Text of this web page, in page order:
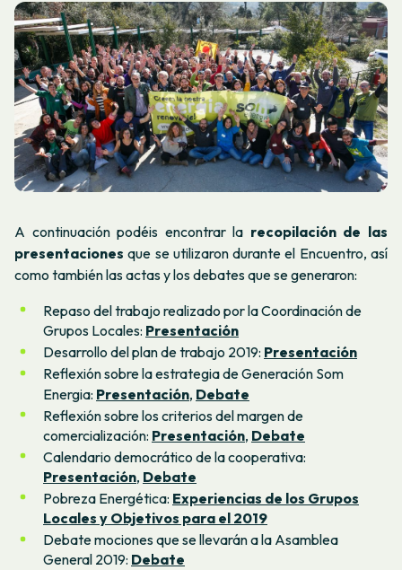
A continuación podéis encontrar la recopilación de las
presentaciones que se utilizaron durante el Encuentro, así
como también las actas y los debates que se generaron:
Repaso del trabajo realizado por la Coordinación de
Grupos Locales: Presentación
Desarrollo del plan de trabajo 2019: Presentación
Reflexión sobre la estrategia de Generación Som
Energia: Presentación, Debate
Reflexión sobre los criterios del margen de
comercialización: Presentación, Debate
Calendario democrático de la cooperativa:
Presentación, Debate
Pobreza Energética: Experiencias de los Grupos
Locales y Objetivos para el 2019
Debate mociones que se llevarán a la Asamblea
General 2019: Debate